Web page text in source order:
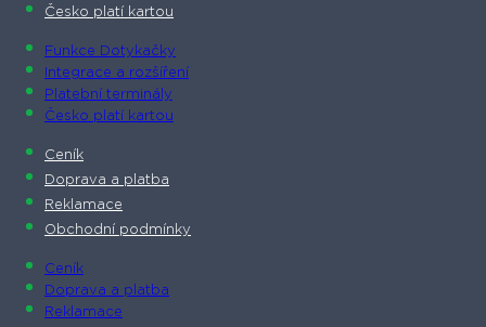
Česko platí kartou
Funkce Dotykačky
Integrace a rozšíření
Platební terminály
Česko platí kartou
Ceník
Doprava a platba
Reklamace
Obchodní podmínky
Ceník
Doprava a platba
Reklamace